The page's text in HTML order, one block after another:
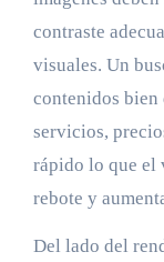
contraste
visuales. Un
contenidos bien
servicios,
rápido lo que el
rebote y
Del lado del